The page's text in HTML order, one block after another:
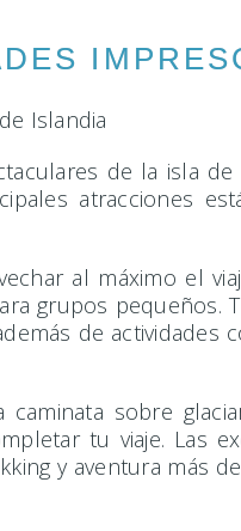
de la isla
atracciones
al máximo el
grupos pequeños.
de actividades
caminata sobre
tu viaje. Las
y aventura más